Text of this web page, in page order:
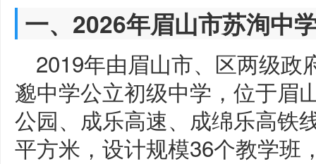
一、2026年眉山市苏洵中
2019年由眉山市、区两级政
邈中学公立初级中学，位于眉
公园、成乐高速、成绵乐高铁
平方米，设计规模36个教学班